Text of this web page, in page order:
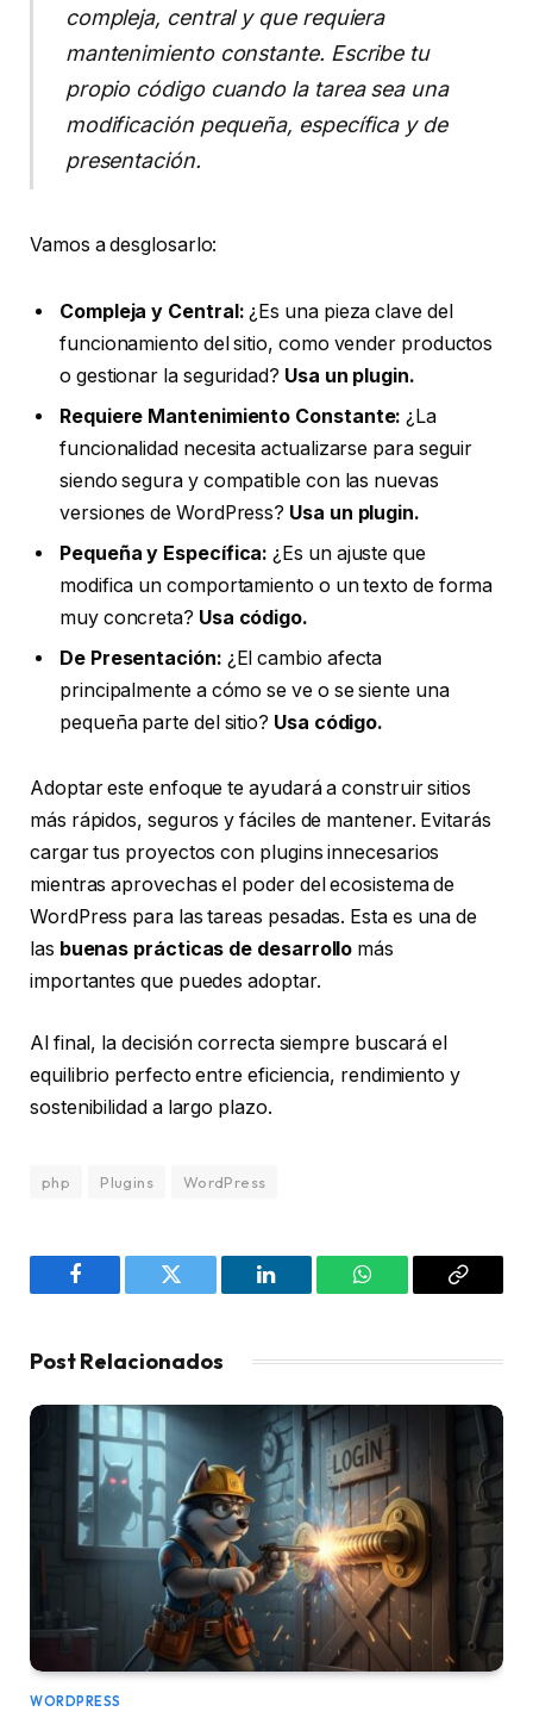
compleja, central y que requiera
mantenimiento constante. Escribe tu
propio código cuando la tarea sea una
modificación pequeña, específica y de
presentación.
Vamos a desglosarlo:
Compleja y Central: ¿Es una pieza clave del
funcionamiento del sitio, como vender productos
o gestionar la seguridad? Usa un plugin.
Requiere Mantenimiento Constante: ¿La
funcionalidad necesita actualizarse para seguir
siendo segura y compatible con las nuevas
versiones de WordPress? Usa un plugin.
Pequeña y Específica: ¿Es un ajuste que
modifica un comportamiento o un texto de forma
muy concreta? Usa código.
De Presentación: ¿El cambio afecta
principalmente a cómo se ve o se siente una
pequeña parte del sitio? Usa código.
Adoptar este enfoque te ayudará a construir sitios
más rápidos, seguros y fáciles de mantener. Evitarás
cargar tus proyectos con plugins innecesarios
mientras aprovechas el poder del ecosistema de
WordPress para las tareas pesadas. Esta es una de
las buenas prácticas de desarrollo más
importantes que puedes adoptar.
Al final, la decisión correcta siempre buscará el
equilibrio perfecto entre eficiencia, rendimiento y
sostenibilidad a largo plazo.
php Plugins WordPress
Facebook Twitter LinkedIn WhatsAppCopy
Post Relacionados
WORDPRESS